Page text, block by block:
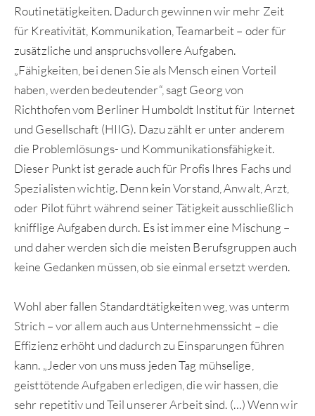
Routinetätigkeiten. Dadurch gewinnen wir mehr Zeit
für Kreativität, Kommunikation, Teamarbeit – oder für
zusätzliche und anspruchsvollere Aufgaben.
„Fähigkeiten, bei denen Sie als Mensch einen Vorteil
haben, werden bedeutender“, sagt Georg von
Richthofen vom Berliner Humboldt Institut für Internet
und Gesellschaft (HIIG). Dazu zählt er unter anderem
die Problemlösungs- und Kommunikationsfähigkeit.
Dieser Punkt ist gerade auch für Profis Ihres Fachs und
Spezialisten wichtig. Denn kein Vorstand, Anwalt, Arzt,
oder Pilot führt während seiner Tätigkeit ausschließlich
knifflige Aufgaben durch. Es ist immer eine Mischung –
und daher werden sich die meisten Berufsgruppen auch
keine Gedanken müssen, ob sie einmal ersetzt werden.
Wohl aber fallen Standardtätigkeiten weg, was unterm
Strich – vor allem auch aus Unternehmenssicht – die
Effizienz erhöht und dadurch zu Einsparungen führen
kann. „Jeder von uns muss jeden Tag mühselige,
geisttötende Aufgaben erledigen, die wir hassen, die
sehr repetitiv und Teil unserer Arbeit sind. (…) Wenn wir